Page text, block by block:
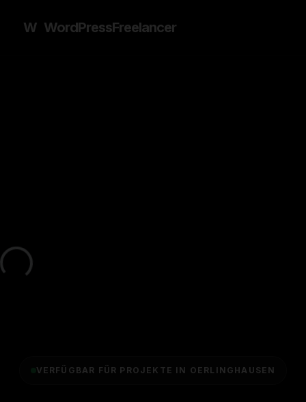
W WordPressFreelancer
VERFÜGBAR FÜR PROJEKTE IN OERLINGHAUSEN